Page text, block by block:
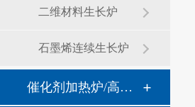
二维材料生长炉
石墨烯连续生长炉
催化剂加热炉/高温高压炉